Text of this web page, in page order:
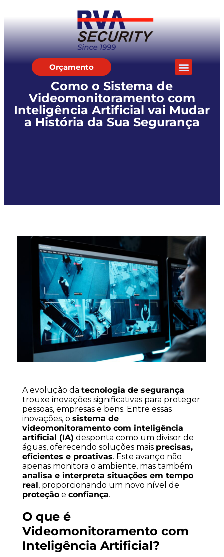
Orçamento
Como o Sistema de
Videomonitoramento com
Inteligência Artificial vai Mudar
a História da Sua Segurança
A evolução da tecnologia de segurança
trouxe inovações significativas para proteger
pessoas, empresas e bens. Entre essas
inovações, o sistema de
videomonitoramento com inteligência
artificial (IA) desponta como um divisor de
águas, oferecendo soluções mais precisas,
eficientes e proativas. Este avanço não
apenas monitora o ambiente, mas também
analisa e interpreta situações em tempo
real, proporcionando um novo nível de
proteção e confiança.
O que é
Videomonitoramento com
Inteligência Artificial?